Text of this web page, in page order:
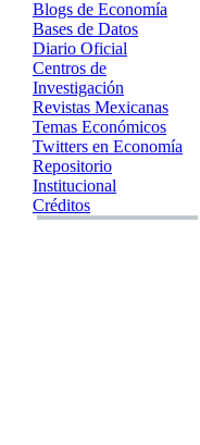
Blogs de Economía
Bases de Datos
Diario Oficial
Centros de
Investigación
Revistas Mexicanas
Temas Económicos
Twitters en Economía
Repositorio
Institucional
Créditos